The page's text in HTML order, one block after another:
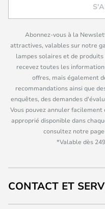
Abonnez-vous à la
attractives, valables sur notre
lampes solaires et de
recevez toutes les
offres, mais également
recommandations ainsi que
enquêtes, des demandes
Vous pouvez annuler
approprié disponible dans
consultez notre page
*Valable dès
CONTACT ET